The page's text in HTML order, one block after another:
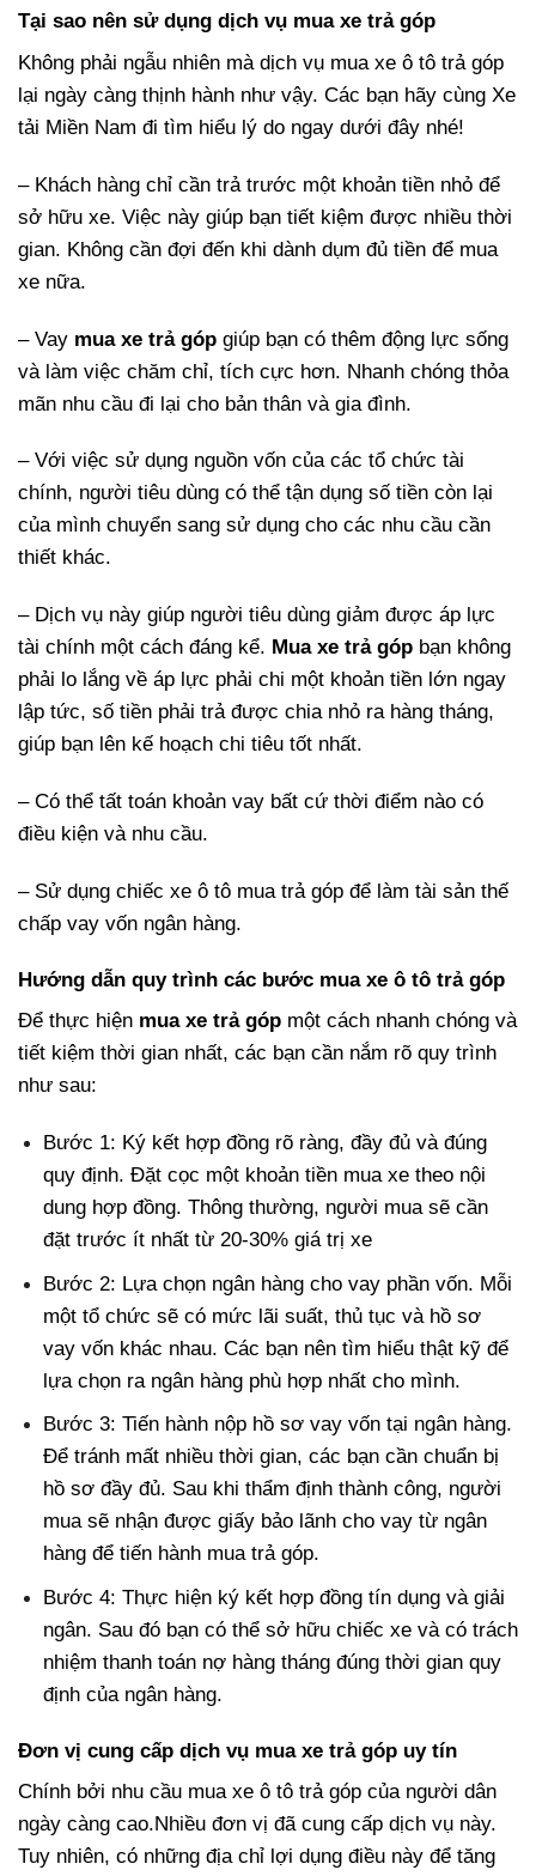
Tại sao nên sử dụng dịch vụ mua xe trả góp
Không phải ngẫu nhiên mà dịch vụ mua xe ô tô trả góp
lại ngày càng thịnh hành như vậy. Các bạn hãy cùng Xe
tải Miền Nam đi tìm hiểu lý do ngay dưới đây nhé!
– Khách hàng chỉ cần trả trước một khoản tiền nhỏ để
sở hữu xe. Việc này giúp bạn tiết kiệm được nhiều thời
gian. Không cần đợi đến khi dành dụm đủ tiền để mua
xe nữa.
– Vay mua xe trả góp giúp bạn có thêm động lực sống
và làm việc chăm chỉ, tích cực hơn. Nhanh chóng thỏa
mãn nhu cầu đi lại cho bản thân và gia đình.
– Với việc sử dụng nguồn vốn của các tổ chức tài
chính, người tiêu dùng có thể tận dụng số tiền còn lại
của mình chuyển sang sử dụng cho các nhu cầu cần
thiết khác.
– Dịch vụ này giúp người tiêu dùng giảm được áp lực
tài chính một cách đáng kể. Mua xe trả góp bạn không
phải lo lắng về áp lực phải chi một khoản tiền lớn ngay
lập tức, số tiền phải trả được chia nhỏ ra hàng tháng,
giúp bạn lên kế hoạch chi tiêu tốt nhất.
– Có thể tất toán khoản vay bất cứ thời điểm nào có
điều kiện và nhu cầu.
– Sử dụng chiếc xe ô tô mua trả góp để làm tài sản thế
chấp vay vốn ngân hàng.
Hướng dẫn quy trình các bước mua xe ô tô trả góp
Để thực hiện mua xe trả góp một cách nhanh chóng và
tiết kiệm thời gian nhất, các bạn cần nắm rõ quy trình
như sau:
Bước 1: Ký kết hợp đồng rõ ràng, đầy đủ và đúng
quy định. Đặt cọc một khoản tiền mua xe theo nội
dung hợp đồng. Thông thường, người mua sẽ cần
đặt trước ít nhất từ 20-30% giá trị xe
Bước 2: Lựa chọn ngân hàng cho vay phần vốn. Mỗi
một tổ chức sẽ có mức lãi suất, thủ tục và hồ sơ
vay vốn khác nhau. Các bạn nên tìm hiểu thật kỹ để
lựa chọn ra ngân hàng phù hợp nhất cho mình.
Bước 3: Tiến hành nộp hồ sơ vay vốn tại ngân hàng.
Để tránh mất nhiều thời gian, các bạn cần chuẩn bị
hồ sơ đầy đủ. Sau khi thẩm định thành công, người
mua sẽ nhận được giấy bảo lãnh cho vay từ ngân
hàng để tiến hành mua trả góp.
Bước 4: Thực hiện ký kết hợp đồng tín dụng và giải
ngân. Sau đó bạn có thể sở hữu chiếc xe và có trách
nhiệm thanh toán nợ hàng tháng đúng thời gian quy
định của ngân hàng.
Đơn vị cung cấp dịch vụ mua xe trả góp uy tín
Chính bởi nhu cầu mua xe ô tô trả góp của người dân
ngày càng cao.Nhiều đơn vị đã cung cấp dịch vụ này.
Tuy nhiên, có những địa chỉ lợi dụng điều này để tăng